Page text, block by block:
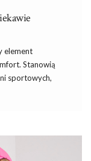
element
Stanowią
sportowych,